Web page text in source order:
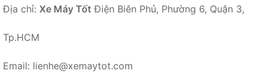
Địa chỉ: Xe Máy Tốt Điện Biên Phủ, Phường 6, Quận 3,
Tp.HCM
Email: lienhe@xemaytot.com